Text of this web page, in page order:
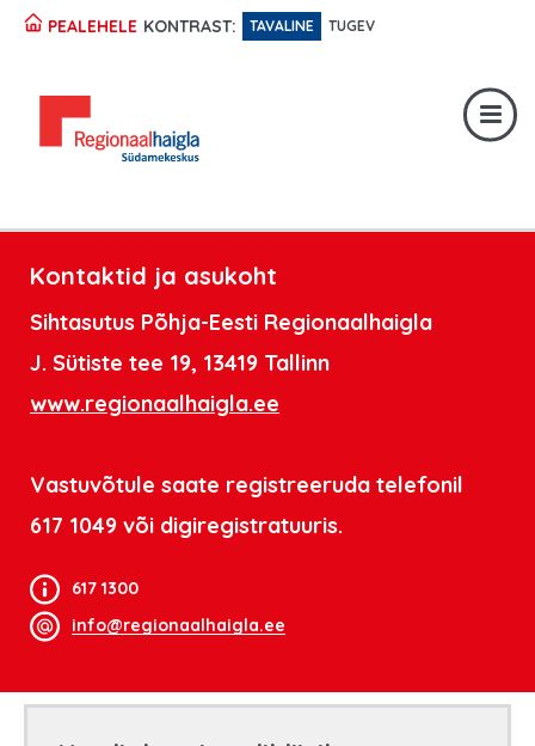
PEALEHELE KONTRAST: TAVALINE TUGEV
617 1049
Erakorraline abi:
Digiregistratuur:
Kontaktid ja asukoht
Sihtasutus Põhja-Eesti Regionaalhaigla
J. Sütiste tee 19, 13419 Tallinn
www.regionaalhaigla.ee
Vastuvõtule saate registreeruda telefonil
617 1049 või digiregistratuuris.
617 1300
info@regionaalhaigla.ee